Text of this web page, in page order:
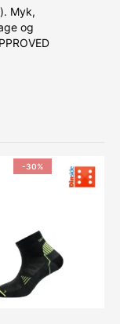
Myk,
og
-30%